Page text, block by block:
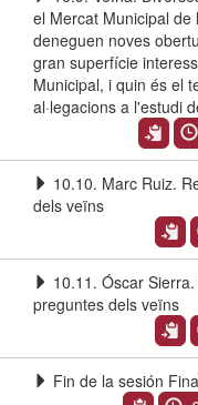
el Mercat Municipal
deneguen noves
gran superfície
Municipal, i quin és el
al·legacions a l'estudi
10.10. Marc Ruiz.
dels veïns
10.11. Óscar
preguntes dels veïns
Fin de la sesión